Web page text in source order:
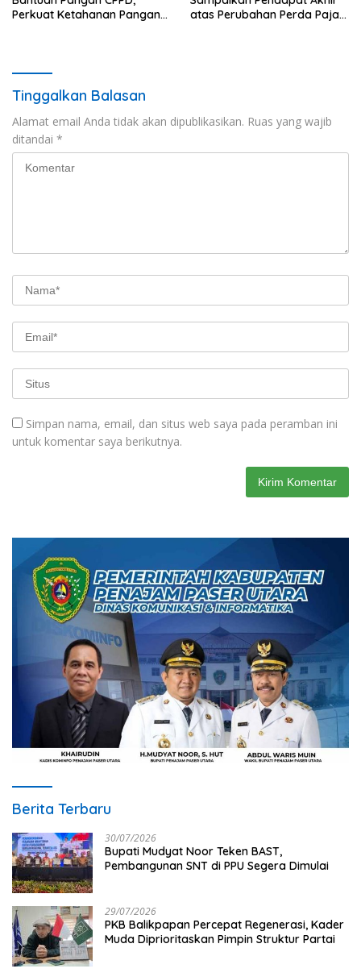
Perkuat Ketahanan Pangan
atas Perubahan Perda Pajak
Tinggalkan Balasan
Alamat email Anda tidak akan dipublikasikan. Ruas yang wajib
ditandai *
Simpan nama, email, dan situs web saya pada peramban ini
untuk komentar saya berikutnya.
Berita Terbaru
30/07/2026
Bupati Mudyat Noor Teken BAST,
Pembangunan SNT di PPU Segera Dimulai
29/07/2026
PKB Balikpapan Percepat Regenerasi, Kader
Muda Diprioritaskan Pimpin Struktur Partai